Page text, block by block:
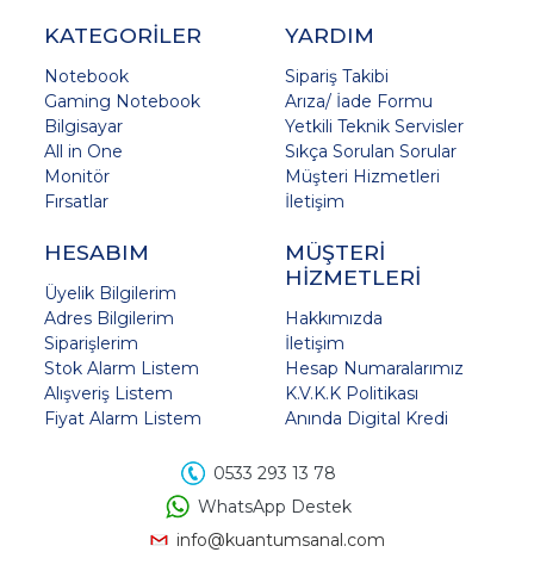
KATEGORİLER
Notebook
Gaming Notebook
Bilgisayar
All in One
Monitör
Fırsatlar
YARDIM
Sipariş Takibi
Arıza/ İade Formu
Yetkili Teknik Servisler
Sıkça Sorulan Sorular
Müşteri Hizmetleri
İletişim
HESABIM
Üyelik Bilgilerim
Adres Bilgilerim
Siparişlerim
Stok Alarm Listem
Alışveriş Listem
Fiyat Alarm Listem
MÜŞTERİ
HİZMETLERİ
Hakkımızda
İletişim
Hesap Numaralarımız
K.V.K.K Politikası
Anında Digital Kredi
0533 293 13 78
WhatsApp Destek
info@kuantumsanal.com